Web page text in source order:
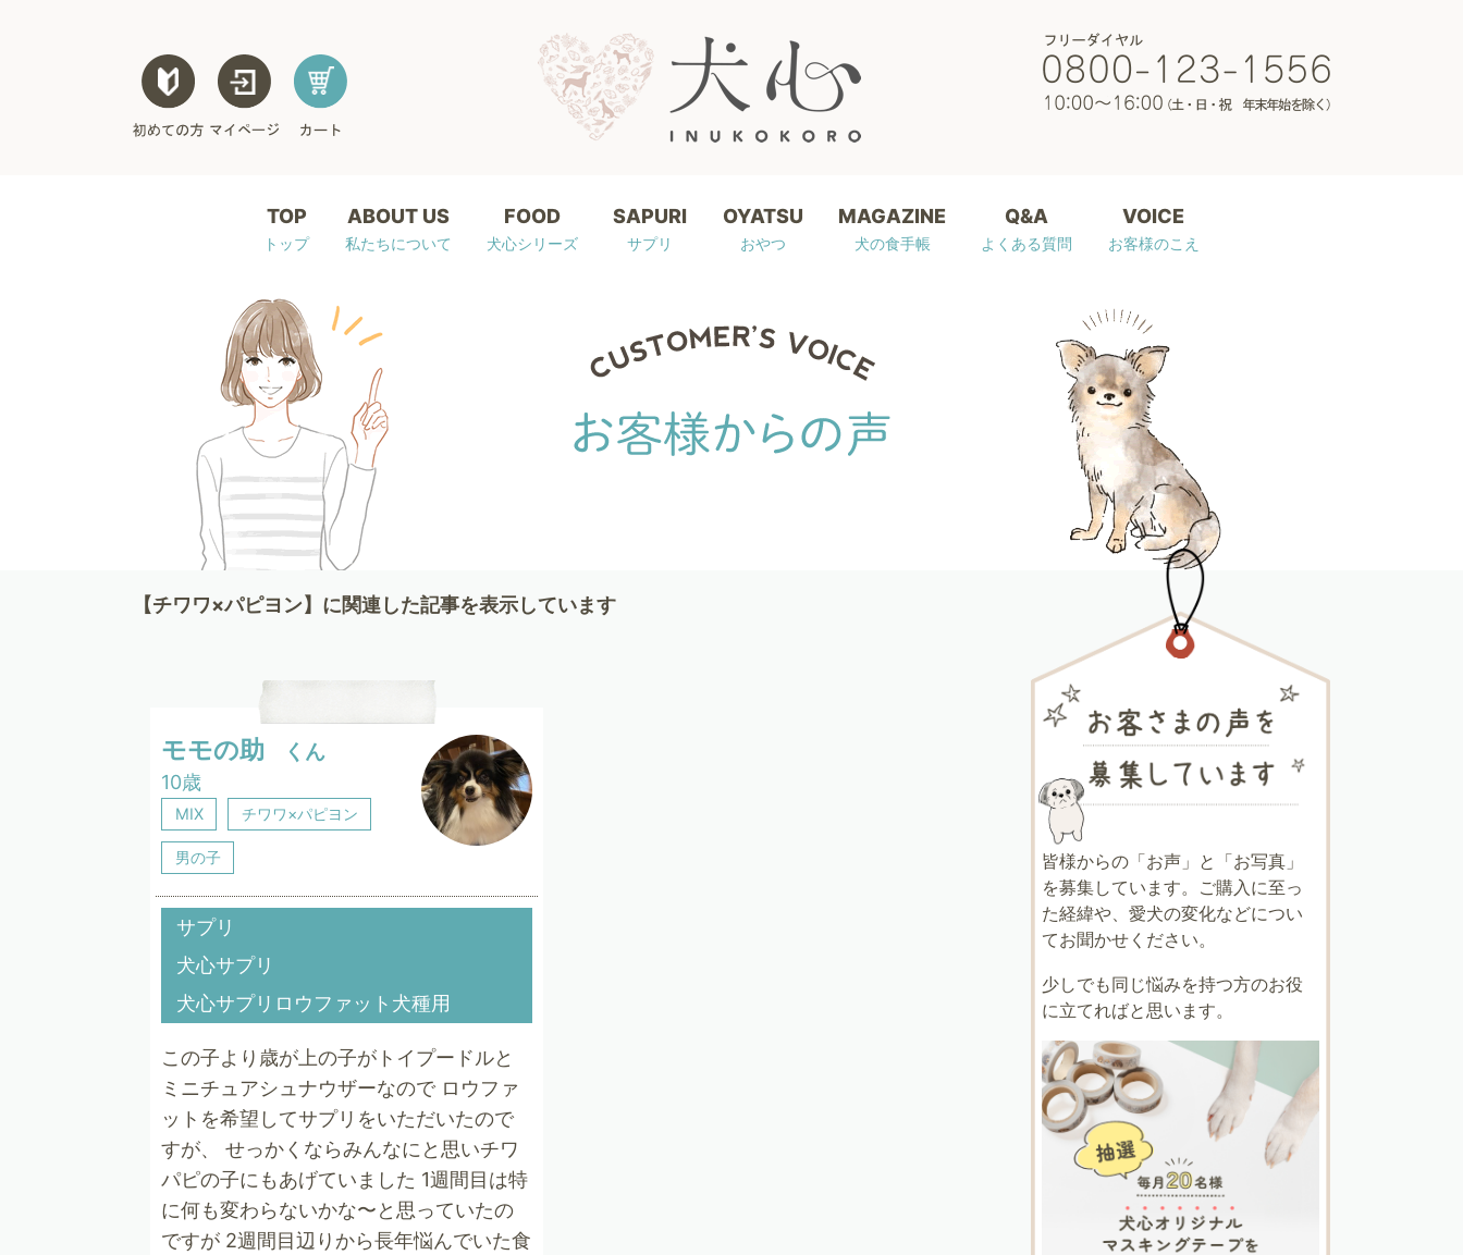
TOP
トップ
ABOUT US
私たちについて
FOOD
犬心シリーズ
SAPURI
サプリ
OYATSU
おやつ
MAGAZINE
犬の食手帳
Q&A
よくある質問
VOICE
お客様のこえ
【チワワ×パピヨン】に関連した記事を表示しています
モモの助 くん
10歳
MIX チワワ×パピヨン
男の子
サプリ
犬心サプリ
犬心サプリロウファット犬種用
この子より歳が上の子がトイプードルと
ミニチュアシュナウザーなので ロウファ
ットを希望してサプリをいただいたので
すが、 せっかくならみんなにと思いチワ
パピの子にもあげていました 1週間目は特
に何も変わらないかな〜と思っていたの
ですが 2週間目辺りから長年悩んでいた食
皆様からの「お声」と「お写真」
を募集しています。ご購入に至っ
た経緯や、愛犬の変化などについ
てお聞かせください。
少しでも同じ悩みを持つ方のお役
に立てればと思います。